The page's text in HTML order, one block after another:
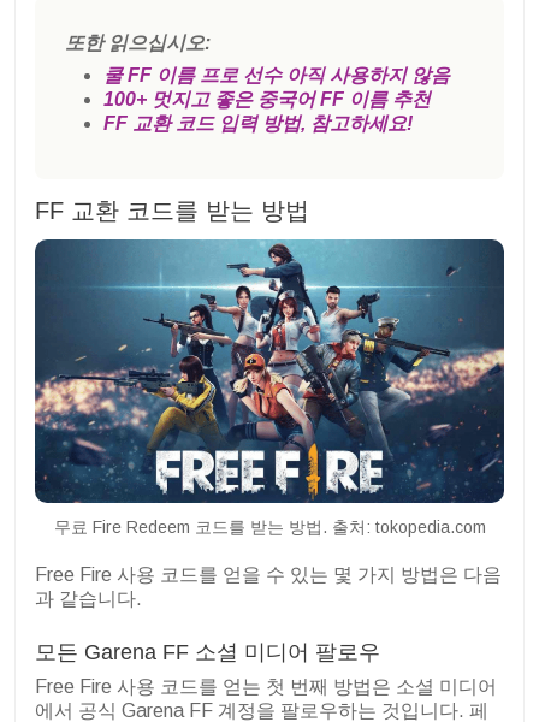
또한 읽으십시오:
쿨 FF 이름 프로 선수 아직 사용하지 않음
100+ 멋지고 좋은 중국어 FF 이름 추천
FF 교환 코드 입력 방법, 참고하세요!
FF 교환 코드를 받는 방법
무료 Fire Redeem 코드를 받는 방법. 출처: tokopedia.com
Free Fire 사용 코드를 얻을 수 있는 몇 가지 방법은 다음
과 같습니다.
모든 Garena FF 소셜 미디어 팔로우
Free Fire 사용 코드를 얻는 첫 번째 방법은 소셜 미디어
에서 공식 Garena FF 계정을 팔로우하는 것입니다. 페